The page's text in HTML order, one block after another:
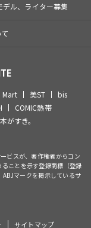
デル、ライター募集
Mart 美ST
bis
COMIC熱帯
本がすき。
ビスが、著作権者からコン
ことを示す登録商標（登録
マークを掲示しているサ
サイトマップ